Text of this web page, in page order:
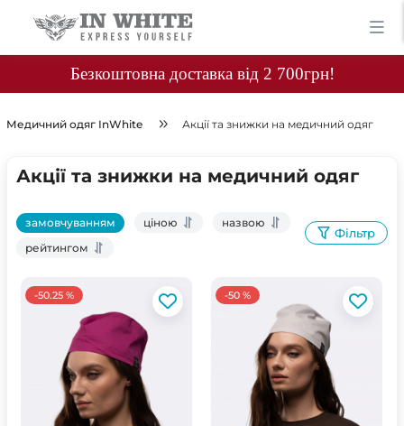
Безкоштовна доставка від 2 700грн!
Медичний одяг InWhite Акції та знижки на медичний одяг
Акції та знижки на медичний одяг
замовчуванням ціною
назвою
рейтингом
Фільтр
-50.25 % -50 %